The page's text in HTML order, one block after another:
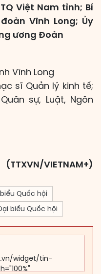
Việt Nam tỉnh; Bí
Vĩnh Long; Ủy
ương Đoàn
Vĩnh Long
sĩ Quản lý kinh tế;
sự, Luật, Ngôn
(TTXVN/VIETNAM+)
Quốc hội
biểu Quốc hội